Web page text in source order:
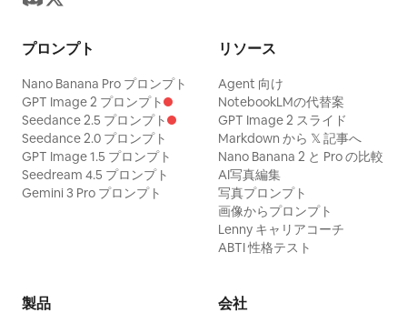
プロンプト
Nano Banana Pro プロンプト
GPT Image 2 プロンプト
Seedance 2.5 プロンプト
Seedance 2.0 プロンプト
GPT Image 1.5 プロンプト
Seedream 4.5 プロンプト
Gemini 3 Pro プロンプト
リソース
Agent 向け
NotebookLMの代替案
GPT Image 2 スライド
Markdown から 𝕏 記事へ
Nano Banana 2 と Pro の比較
AI写真編集
写真プロンプト
画像からプロンプト
Lenny キャリアコーチ
ABTI 性格テスト
製品 会社